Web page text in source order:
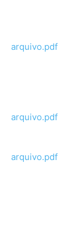
arquivo.pdf
arquivo.pdf
arquivo.pdf